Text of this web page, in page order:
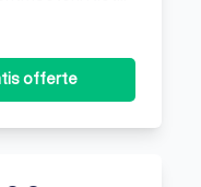
offerte